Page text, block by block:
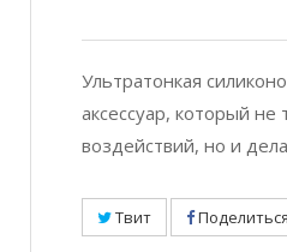
Ультратонкая
аксессуар, который
воздействий, но и
Твит Поделиться